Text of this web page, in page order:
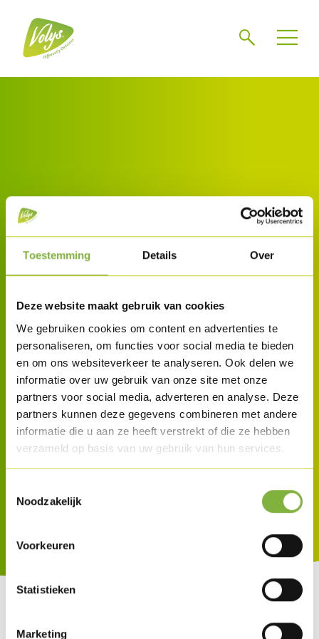
Toestemming Details Over
Deze website maakt gebruik van cookies
We gebruiken cookies om content en advertenties te
personaliseren, om functies voor social media te bieden
en om ons websiteverkeer te analyseren. Ook delen we
informatie over uw gebruik van onze site met onze
partners voor social media, adverteren en analyse. Deze
partners kunnen deze gegevens combineren met andere
informatie die u aan ze heeft verstrekt of die ze hebben
verzameld op basis van uw gebruik van hun services.
Noodzakelijk
Voorkeuren
Statistieken
Marketing
Volys Heule
Volys investeert in de toekomst en zet zijn
duurzame groei verder in Heule. In
verschillende fases gaat het zijn site in
Heule verder doorontwikkelen en op een
duurzame manier integreren in de
omgeving.